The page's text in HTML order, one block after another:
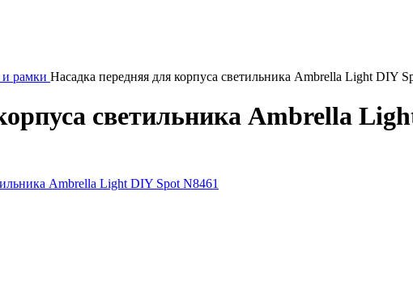
рамки Насадка передняя для корпуса светильника Ambrella Light DIY
светильника Ambrella